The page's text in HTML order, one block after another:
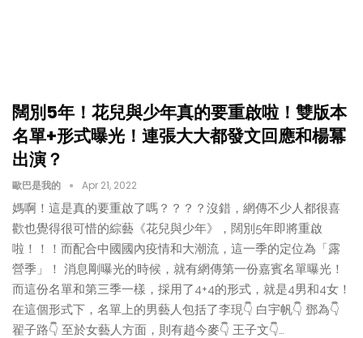
闊別5年！花兒與少年真的要重啟啦！雙版本
名單+形式曝光！連張大大都發文回應和楊冪
出演？
歐巴是我的 Apr 21, 2022
媽啊！這是真的要重啟了嗎？？？？沒錯，網傳不少人都很喜
歡也覺得很可惜的綜藝《花兒與少年》，闊別5年即將重啟
啦！！！而配合中國國內疫情和大潮流，這一季的定位為「露
營季」！ 消息剛曝光的時候，就有網傳第一份嘉賓名單曝光！
而這份名單和第三季一樣，採用了4+4的形式，就是4男和4女！
在這個形式下，名單上的男藝人包括了李現👇 白宇帆👇 鄧為👇
翟子路👇 至於女藝人方面，則有趙今麥👇 王子文👇…